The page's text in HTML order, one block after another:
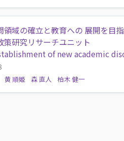
領域の確立と教育への 展開を目
策研究リサーチユニット
of new academic
黄 順姫 森 直人 柏木 健一